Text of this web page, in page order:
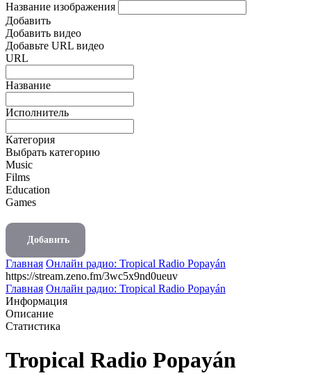
Название изображения
Добавить
Добавить видео
Добавьте URL видео
URL
Название
Исполнитель
Категория
Выбрать категорию
Music
Films
Education
Games
Добавить
Главная Онлайн радио: Tropical Radio Popayán
https://stream.zeno.fm/3wc5x9nd0ueuv
Главная Онлайн радио: Tropical Radio Popayán
Информация
Описание
Статистика
Tropical Radio Popayán